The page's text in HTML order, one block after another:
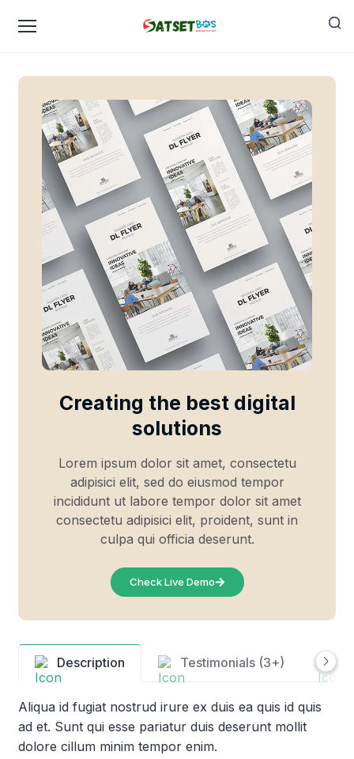
Creating the best digital
solutions
Lorem ipsum dolor sit amet, consectetu
adipisici elit, sed do eiusmod tempor
incididunt ut labore tempor dolor sit amet
consectetu adipisici elit, proident, sunt in
culpa qui officia deserunt.
Check Live Demo
Description Testimonials (3+)
Aliqua id fugiat nostrud irure ex duis ea quis id quis
ad et. Sunt qui esse pariatur duis deserunt mollit
dolore cillum minim tempor enim.